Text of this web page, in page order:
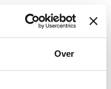
Over
Informatie